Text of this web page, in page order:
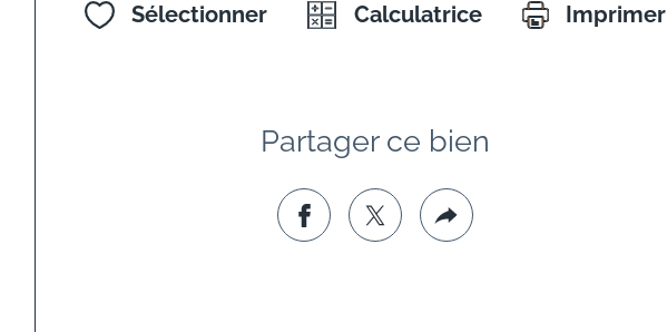
Sélectionner Calculatrice Imprimer
Partager ce bien